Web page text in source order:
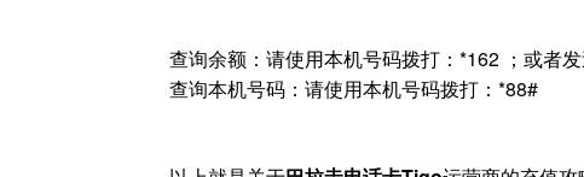
查询余额：请使用本机号码拨打：*162 ；或者
查询本机号码：请使用本机号码拨打：*88#